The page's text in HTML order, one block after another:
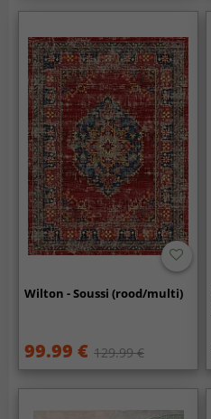
Wilton - Soussi (rood/multi)
99.99 € 129.99 €